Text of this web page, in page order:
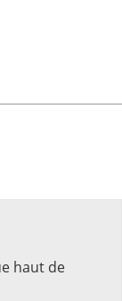
haut de